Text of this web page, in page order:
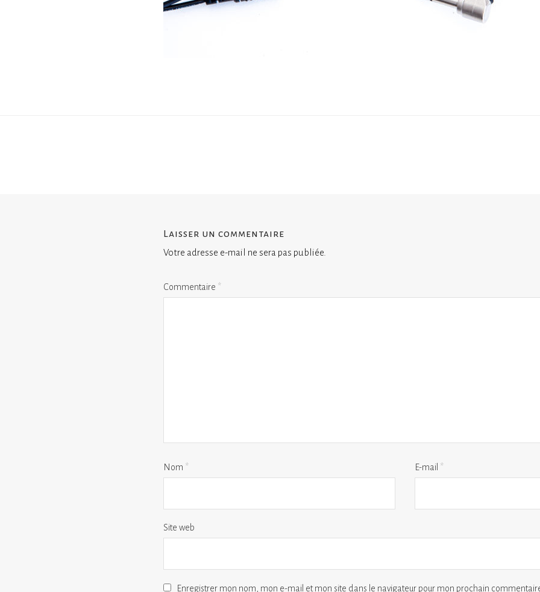
Laisser un commentaire
Votre adresse e-mail ne sera pas publiée.
Commentaire *
Nom * E-mail *
Site web
Enregistrer mon nom, mon e-mail et mon site dans le navigateur pour mon prochain